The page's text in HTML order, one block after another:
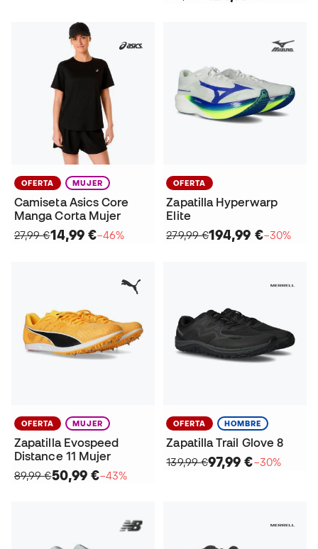
OFERTA MUJER
Camiseta Asics Core
Manga Corta Mujer
27,99 €14,99 €−46%
OFERTA
Zapatilla Hyperwarp
Elite
279,99 €194,99 €−30%
OFERTA MUJER
Zapatilla Evospeed
Distance 11 Mujer
89,99 €50,99 €−43%
OFERTA HOMBRE
Zapatilla Trail Glove 8
139,99 €97,99 €−30%